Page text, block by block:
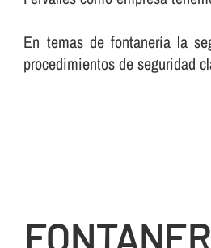
En temas de fontanerí­a la
procedimientos de seguridad